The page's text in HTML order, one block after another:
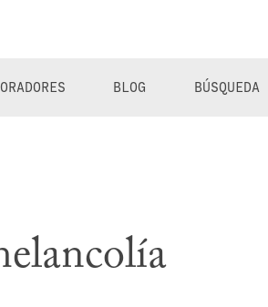
BLOG BÚSQUEDA